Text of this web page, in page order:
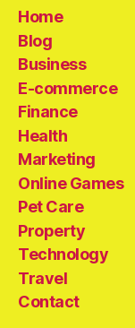
Home
Blog
Business
E-commerce
Finance
Health
Marketing
Online Games
Pet Care
Property
Technology
Travel
Contact